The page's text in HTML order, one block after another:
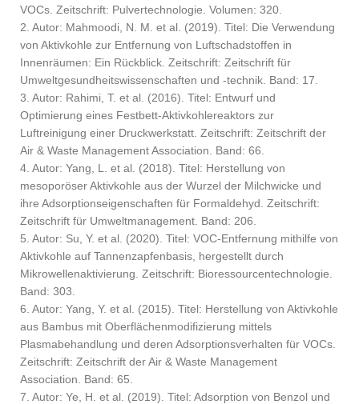
VOCs. Zeitschrift: Pulvertechnologie. Volumen: 320.
2. Autor: Mahmoodi, N. M. et al. (2019). Titel: Die Verwendung
von Aktivkohle zur Entfernung von Luftschadstoffen in
Innenräumen: Ein Rückblick. Zeitschrift: Zeitschrift für
Umweltgesundheitswissenschaften und -technik. Band: 17.
3. Autor: Rahimi, T. et al. (2016). Titel: Entwurf und
Optimierung eines Festbett-Aktivkohlereaktors zur
Luftreinigung einer Druckwerkstatt. Zeitschrift: Zeitschrift der
Air & Waste Management Association. Band: 66.
4. Autor: Yang, L. et al. (2018). Titel: Herstellung von
mesoporöser Aktivkohle aus der Wurzel der Milchwicke und
ihre Adsorptionseigenschaften für Formaldehyd. Zeitschrift:
Zeitschrift für Umweltmanagement. Band: 206.
5. Autor: Su, Y. et al. (2020). Titel: VOC-Entfernung mithilfe von
Aktivkohle auf Tannenzapfenbasis, hergestellt durch
Mikrowellenaktivierung. Zeitschrift: Bioressourcentechnologie.
Band: 303.
6. Autor: Yang, Y. et al. (2015). Titel: Herstellung von Aktivkohle
aus Bambus mit Oberflächenmodifizierung mittels
Plasmabehandlung und deren Adsorptionsverhalten für VOCs.
Zeitschrift: Zeitschrift der Air & Waste Management
Association. Band: 65.
7. Autor: Ye, H. et al. (2019). Titel: Adsorption von Benzol und